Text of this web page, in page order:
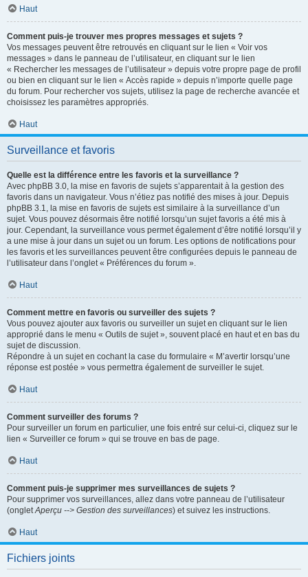
Haut
Comment puis-je trouver mes propres messages et sujets ?
Vos messages peuvent être retrouvés en cliquant sur le lien « Voir vos
messages » dans le panneau de l’utilisateur, en cliquant sur le lien
« Rechercher les messages de l’utilisateur » depuis votre propre page de profil
ou bien en cliquant sur le lien « Accès rapide » depuis n’importe quelle page
du forum. Pour rechercher vos sujets, utilisez la page de recherche avancée et
choisissez les paramètres appropriés.
Haut
Surveillance et favoris
Quelle est la différence entre les favoris et la surveillance ?
Avec phpBB 3.0, la mise en favoris de sujets s’apparentait à la gestion des
favoris dans un navigateur. Vous n’étiez pas notifié des mises à jour. Depuis
phpBB 3.1, la mise en favoris de sujets est similaire à la surveillance d’un
sujet. Vous pouvez désormais être notifié lorsqu’un sujet favoris a été mis à
jour. Cependant, la surveillance vous permet également d’être notifié lorsqu’il y
a une mise à jour dans un sujet ou un forum. Les options de notifications pour
les favoris et les surveillances peuvent être configurées depuis le panneau de
l’utilisateur dans l’onglet « Préférences du forum ».
Haut
Comment mettre en favoris ou surveiller des sujets ?
Vous pouvez ajouter aux favoris ou surveiller un sujet en cliquant sur le lien
approprié dans le menu « Outils de sujet », souvent placé en haut et en bas du
sujet de discussion.
Répondre à un sujet en cochant la case du formulaire « M’avertir lorsqu’une
réponse est postée » vous permettra également de surveiller le sujet.
Haut
Comment surveiller des forums ?
Pour surveiller un forum en particulier, une fois entré sur celui-ci, cliquez sur le
lien « Surveiller ce forum » qui se trouve en bas de page.
Haut
Comment puis-je supprimer mes surveillances de sujets ?
Pour supprimer vos surveillances, allez dans votre panneau de l’utilisateur
(ongletAperçu --> Gestion des surveillances) et suivez les instructions.
Haut
Fichiers joints